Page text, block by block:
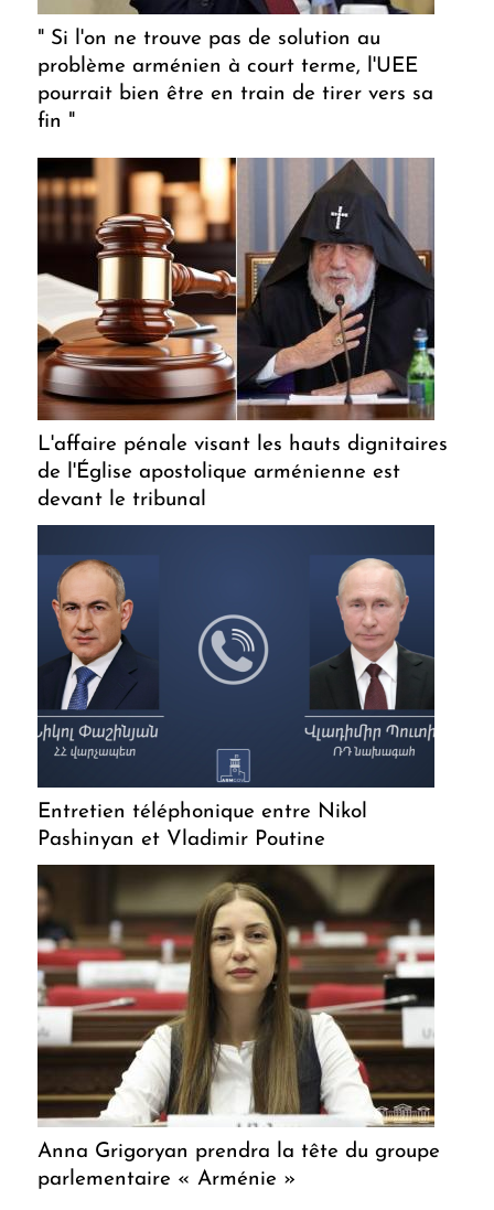
" Si l'on ne trouve pas de solution au
problème arménien à court terme, l'UEE
pourrait bien être en train de tirer vers sa
fin "
L'affaire pénale visant les hauts dignitaires
de l'Église apostolique arménienne est
devant le tribunal
Entretien téléphonique entre Nikol
Pashinyan et Vladimir Poutine
Anna Grigoryan prendra la tête du groupe
parlementaire « Arménie »